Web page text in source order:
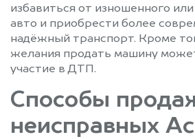
избавиться от изношенного
авто и приобрести более
надёжный транспорт. Кроме
желания продать машину
участие в ДТП.
Способы
неисправных